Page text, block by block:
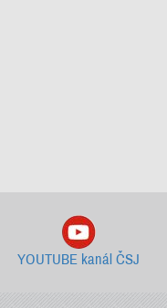
YOUTUBE kanál ČSJ